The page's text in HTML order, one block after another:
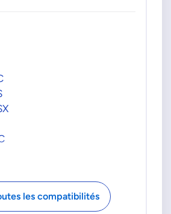
les compatibilités